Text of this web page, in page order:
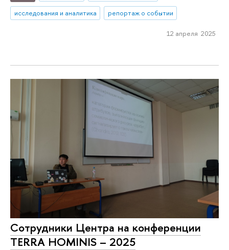
исследования и аналитика
репортаж о событии
12 апреля 2025
Сотрудники Центра на конференции
TERRA HOMINIS – 2025